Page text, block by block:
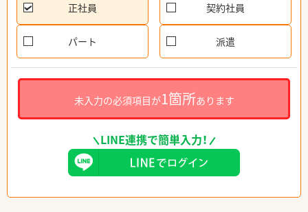
正社員 契約社員
パート 派遣
未入力の必須項目が1箇所あります
LINE連携で簡単入力！